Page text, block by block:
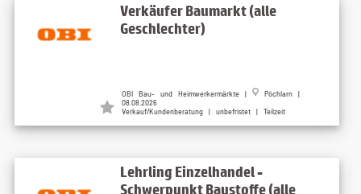
Verkäufer Baumarkt (alle
Geschlechter)
OBI Bau- und Heimwerkermärkte |
Pöchlarn |
08.08.2026
Verkauf/Kundenberatung | unbefristet | Teilzeit
Lehrling Einzelhandel -
Schwerpunkt Baustoffe (alle